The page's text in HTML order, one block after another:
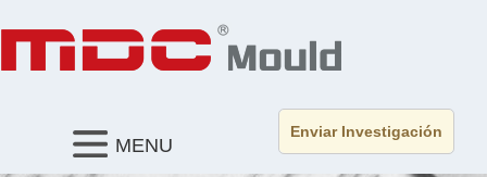
Enviar Investigación
MENU